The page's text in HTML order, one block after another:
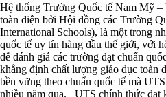
Hệ thống Trường Quốc tế Nam Mỹ
toàn diện bởi Hội đồng các Trường
International Schools), là một trong
quốc tế uy tín hàng đầu thế giới, với
để đánh giá các trường đạt chuẩn
khẳng định chất lượng giáo dục toàn
bền vững theo chuẩn quốc tế mà
nhiều năm qua. UTS chính thức đạt